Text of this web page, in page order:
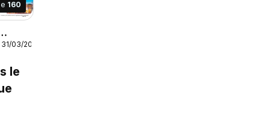
160
03/2027
le